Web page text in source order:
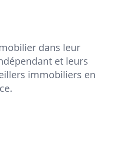
dans leur
et leurs
immobiliers en